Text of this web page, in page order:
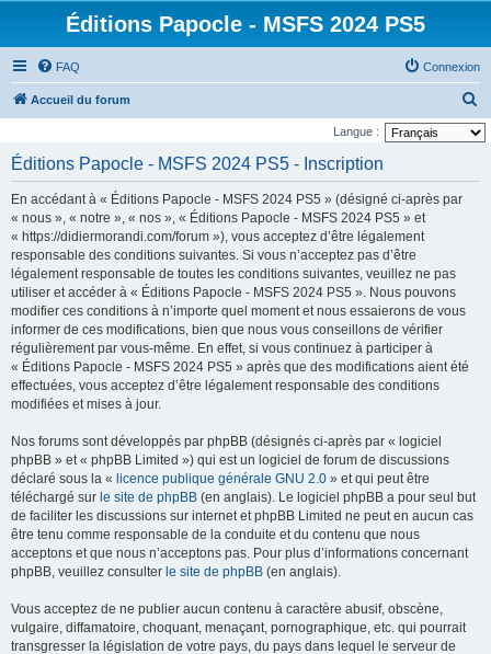
Éditions Papocle - MSFS 2024 PS5
FAQ Connexion
Accueil du forum
e
Langue :
Éditions Papocle - MSFS 2024 PS5 - Inscription
En accédant à « Éditions Papocle - MSFS 2024 PS5 » (désigné ci-après par
« nous », « notre », « nos », « Éditions Papocle - MSFS 2024 PS5 » et
« https://didiermorandi.com/forum »), vous acceptez d’être légalement
responsable des conditions suivantes. Si vous n’acceptez pas d’être
légalement responsable de toutes les conditions suivantes, veuillez ne pas
utiliser et accéder à « Éditions Papocle - MSFS 2024 PS5 ». Nous pouvons
modifier ces conditions à n’importe quel moment et nous essaierons de vous
informer de ces modifications, bien que nous vous conseillons de vérifier
régulièrement par vous-même. En effet, si vous continuez à participer à
« Éditions Papocle - MSFS 2024 PS5 » après que des modifications aient été
effectuées, vous acceptez d’être légalement responsable des conditions
modifiées et mises à jour.
Nos forums sont développés par phpBB (désignés ci-après par « logiciel
phpBB » et « phpBB Limited ») qui est un logiciel de forum de discussions
déclaré sous la « licence publique générale GNU 2.0 » et qui peut être
téléchargé sur le site de phpBB (en anglais). Le logiciel phpBB a pour seul but
de faciliter les discussions sur internet et phpBB Limited ne peut en aucun cas
être tenu comme responsable de la conduite et du contenu que nous
acceptons et que nous n’acceptons pas. Pour plus d’informations concernant
phpBB, veuillez consulter le site de phpBB (en anglais).
Vous acceptez de ne publier aucun contenu à caractère abusif, obscène,
vulgaire, diffamatoire, choquant, menaçant, pornographique, etc. qui pourrait
transgresser la législation de votre pays, du pays dans lequel le serveur de